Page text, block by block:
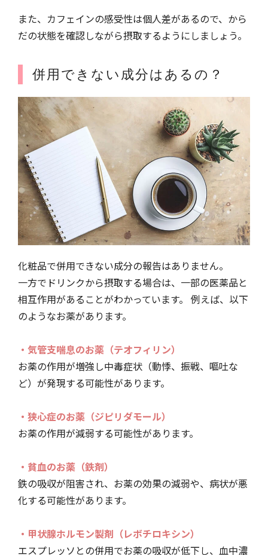
また、カフェインの感受性は個人差があるので、から
だの状態を確認しながら摂取するようにしましょう。
併用できない成分はあるの？
化粧品で併用できない成分の報告はありません。
一方でドリンクから摂取する場合は、一部の医薬品と
相互作用があることがわかっています。 例えば、以下
のようなお薬があります。
・気管支喘息のお薬（テオフィリン）
お薬の作用が増強し中毒症状（動悸、振戦、嘔吐な
ど）が発現する可能性があります。
・狭心症のお薬（ジピリダモール）
お薬の作用が減弱する可能性があります。
・貧血のお薬（鉄剤）
鉄の吸収が阻害され、お薬の効果の減弱や、病状が悪
化する可能性があります。
・甲状腺ホルモン製剤（レボチロキシン）
エスプレッソとの併用でお薬の吸収が低下し、血中濃